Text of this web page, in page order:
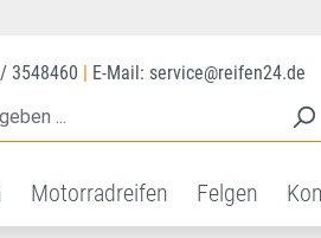
3548460 E-Mail: service@reifen24.de
Motorradreifen Felgen